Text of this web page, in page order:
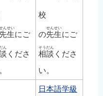
先生
んせい
にご
ん
くださ
校
の先生
せんせい
にご
相談
そうだん
くださ
い。
日本語学級